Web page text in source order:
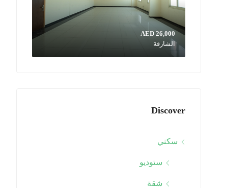
AED 26,000
الشارقة
Discover
سكني
ستوديو
شقة